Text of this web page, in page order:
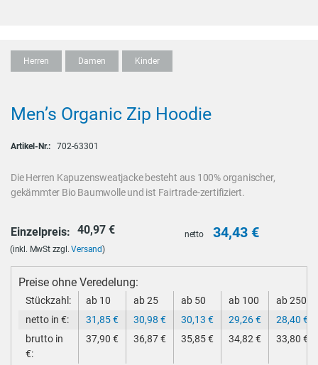
Herren Damen Kinder
Men’s Organic Zip Hoodie
Artikel-Nr.: 702-63301
Die Herren Kapuzensweatjacke besteht aus 100% organischer,
gekämmter Bio Baumwolle und ist Fairtrade-zertifiziert.
Einzelpreis: 40,97 €
(inkl. MwSt zzgl.Versand)
netto 34,43 €
Preise ohne Veredelung:
Stückzahl: ab 10 ab 25 ab 50 ab 100
ab 250
netto in €:
31,85€ 30,98 € 30,13 € 29,26€ 28,40 €
brutto in
€:
37,90 € 36,87€ 35,85€ 34,82€ 33,80 €